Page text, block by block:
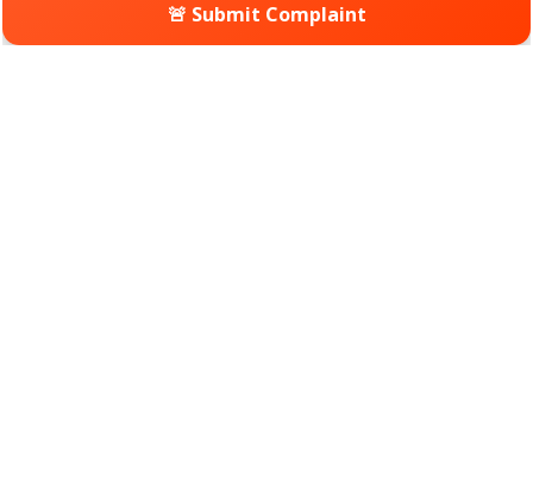
🚨 Submit Complaint